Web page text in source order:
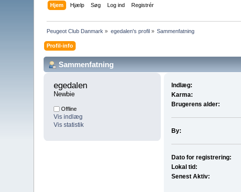
Hjem Hjælp Søg Log ind Registrér
Peugeot Club Danmark » egedalen's profil» Sammenfatning
Profil-info
Sammenfatning
egedalen
Newbie
Offline
Vis indlæg
Vis statistik
Indlæg:
Karma:
Brugerens alder:
By:
Dato for registrering:
Lokal tid:
Senest Aktiv: